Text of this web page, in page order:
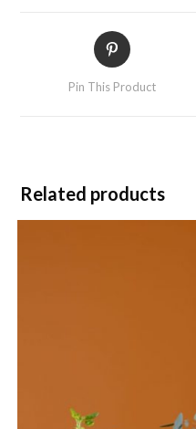
Pin This Product
Related products